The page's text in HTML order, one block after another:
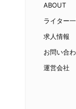
ABOUT
ライター
求人情報
お問い合
運営会社